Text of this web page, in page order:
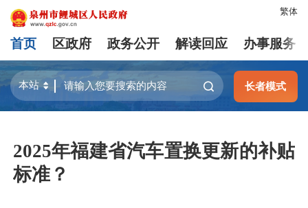
繁体
首页 区政府 政务公开 解读回应 办事服务
长者模式
2025年福建省汽车置换更新的补贴
标准？